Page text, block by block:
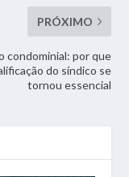
PRÓXIMO
condominial: por que
do síndico se
tornou essencial